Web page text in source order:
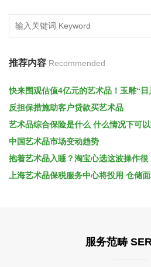
推荐内容 Recommended
反担保措施助客户贷款买艺术品
艺术品综合保险是什么 什么情况下可
中国艺术品市场变动趋势
抱着艺术品入睡？淘宝心选这波操作很
上海艺术品保税服务中心将投用 仓储
服务范畴